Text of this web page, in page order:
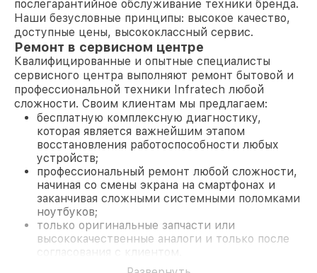
послегарантийное обслуживание техники бренда.
Наши безусловные принципы: высокое качество,
доступные цены, высококлассный сервис.
Ремонт в сервисном центре
Квалифицированные и опытные специалисты
сервисного центра выполняют ремонт бытовой и
профессиональной техники Infratech любой
сложности. Своим клиентам мы предлагаем:
бесплатную комплексную диагностику,
которая является важнейшим этапом
восстановления работоспособности любых
устройств;
профессиональный ремонт любой сложности,
начиная со смены экрана на смартфонах и
заканчивая сложными системными поломками
ноутбуков;
только оригинальные запчасти или
высококачественные аналоги и только после
согласования с клиентом.
На все работы и замененные комплектующие